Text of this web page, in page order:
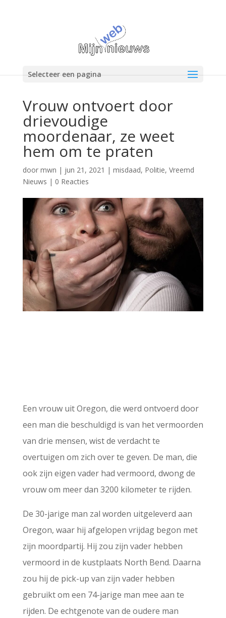
Selecteer een pagina
Vrouw ontvoert door
drievoudige
moordenaar, ze weet
hem om te praten
door mwn | jun 21, 2021 | misdaad, Politie, Vreemd
Nieuws | 0 Reacties
Een vrouw uit Oregon, die werd ontvoerd door
een man die beschuldigd is van het vermoorden
van drie mensen, wist de verdacht te
overtuigen om zich over te geven. De man, die
ook zijn eigen vader had vermoord, dwong de
vrouw om meer dan 3200 kilometer te rijden.
De 30-jarige man zal worden uitgeleverd aan
Oregon, waar hij afgelopen vrijdag begon met
zijn moordpartij. Hij zou zijn vader hebben
vermoord in de kustplaats North Bend. Daarna
zou hij de pick-up van zijn vader hebben
gebruikt om een 74-jarige man mee aan te
rijden. De echtgenote van de oudere man